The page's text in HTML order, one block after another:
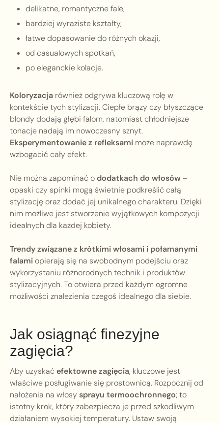
delikatne, romantyczne fale,
bardziej wyraziste kształty,
łatwe dopasowanie do różnych okazji,
od casualowych spotkań,
po eleganckie kolacje.
Koloryzacja również odgrywa kluczową rolę w
kontekście tych stylizacji. Ciepłe brązy czy błyszczące
blondy dodają głębi falom, natomiast chłodniejsze
tonacje nadają im nowoczesny sznyt.
Eksperymentowanie z refleksami może naprawdę
wzbogacić cały efekt.
Nie można zapominać ododatkach do włosów–
opaski czy spinki mogą świetnie podkreślić całą
stylizację oraz dodać jej unikalnego charakteru. Dzięki
nim możliwe jest stworzenie wyjątkowych kompozycji
idealnych dla każdej kobiety.
Trendy związane z krótkimi włosami i połamanymi
falamiopierają się na swobodnym podejściu oraz
wykorzystaniu różnorodnych technik i produktów
stylizacyjnych. To otwiera przed każdym ogromne
możliwości znalezienia czegoś idealnego dla siebie.
Jak osiągnąć finezyjne
zagięcia?
Aby uzyskać efektowne zagięcia, kluczowe jest
właściwe posługiwanie się prostownicą. Rozpocznij od
nałożenia na włosy sprayu termoochronnego; to
istotny krok, który zabezpiecza je przed szkodliwym
działaniem wysokiej temperatury. Ustaw swoją